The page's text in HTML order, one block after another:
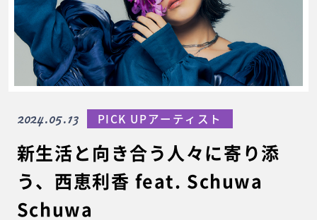
新生活と向き合う人々に寄り添
う、西恵利香 feat. Schuwa
Schuwa
2024.05.13 PICK UPアーティスト